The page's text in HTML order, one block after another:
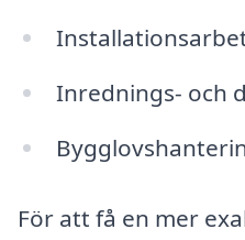
Inrednings- och
För att få en mer